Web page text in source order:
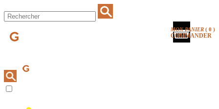
MON PANIER ( 0 )
COMMANDER